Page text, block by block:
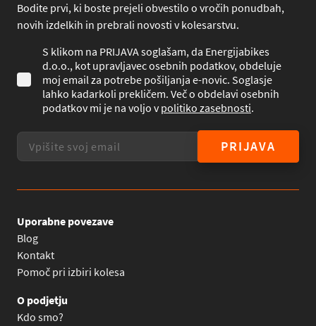
Bodite prvi, ki boste prejeli obvestilo o vročih ponudbah,
novih izdelkih in prebrali novosti v kolesarstvu.
S klikom na PRIJAVA soglašam, da Energijabikes
d.o.o., kot upravljavec osebnih podatkov, obdeluje
moj email za potrebe pošiljanja e-novic. Soglasje
lahko kadarkoli prekličem. Več o obdelavi osebnih
podatkov mi je na voljo vpolitiko zasebnosti.
PRIJAVA
Uporabne povezave
Blog
Kontakt
Pomoč pri izbiri kolesa
O podjetju
Kdo smo?